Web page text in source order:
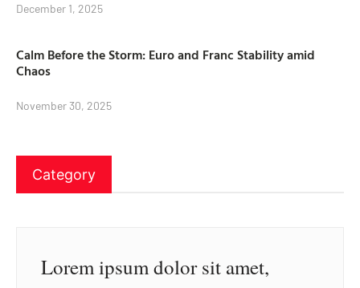
December 1, 2025
Calm Before the Storm: Euro and Franc Stability amid
Chaos
November 30, 2025
Category
Lorem ipsum dolor sit amet,